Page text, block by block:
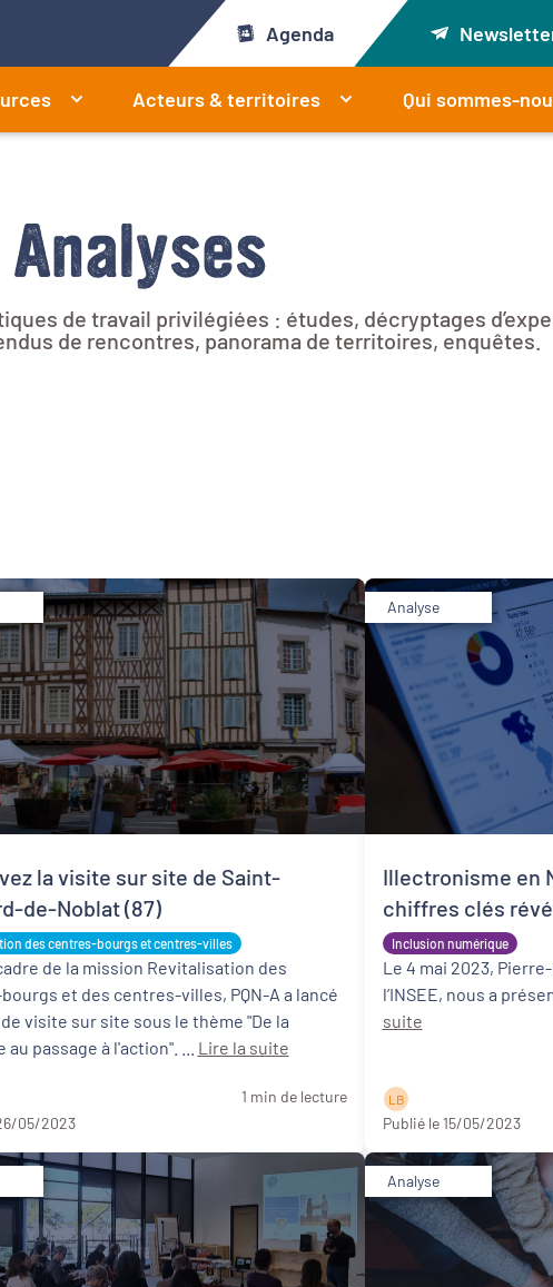
Agenda
Acteurs & territoires Qui sommes-
Analyses
de travail privilégiées : études, décryptages
de rencontres, panorama de territoires, enquêtes.
territorial Inclusion numérique
des centres-bourgs et centres-
Dynamiques
des centres-bourgs et centres-villes
la visite sur site de Saint-
de-Noblat (87)
de la mission Revitalisation des
et des centres-villes, PQN-A a lancé
visite sur site sous le thème "De la
Lire la suite
1 min de lecture
05/2023
Analyse
Inclusion numérique
Illectronisme en
chiffres clés
Le 4 mai 2023,
suite
L B
Publié le 15/05/2023
Analyse